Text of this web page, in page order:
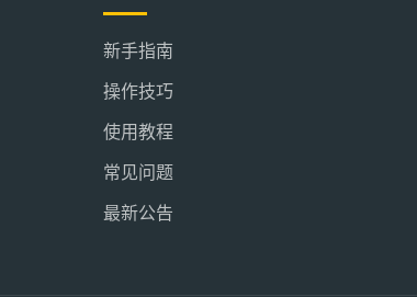
新手指南
操作技巧
使用教程
常见问题
最新公告